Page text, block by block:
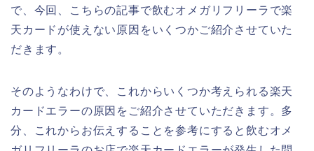
で、今回、こちらの記事で飲むオメガリフリーラで楽
天カードが使えない原因をいくつかご紹介させていた
だきます。
そのようなわけで、これからいくつか考えられる楽天
カードエラーの原因をご紹介させていただきます。多
分、これからお伝えすることを参考にすると飲むオメ